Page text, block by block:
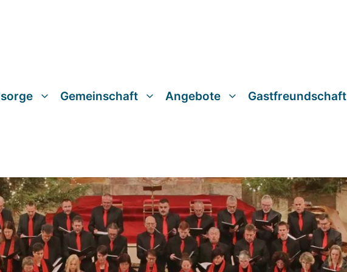
Gemeinschaft Angebote Gastfreundschaft